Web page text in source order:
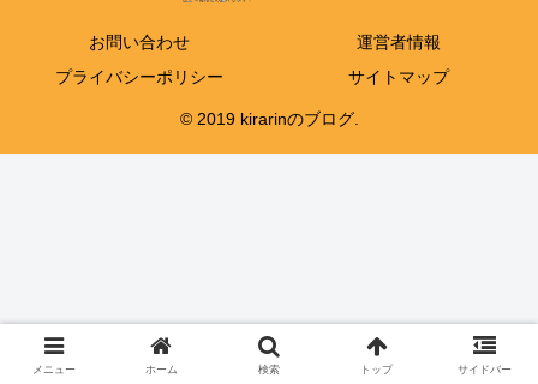
お問い合わせ
運営者情報
プライバシーポリシー
サイトマップ
© 2019 kirarinのブログ.
メニュー ホーム 検索 トップ サイドバー